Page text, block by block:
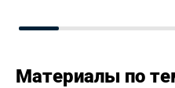
Материалы по